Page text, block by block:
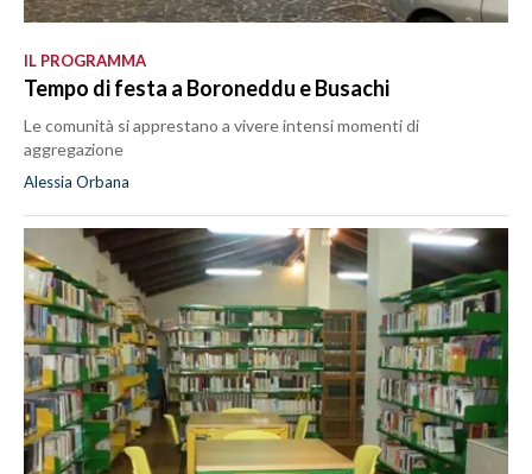
IL PROGRAMMA
Tempo di festa a Boroneddu e Busachi
Le comunità si apprestano a vivere intensi momenti di
aggregazione
Alessia Orbana